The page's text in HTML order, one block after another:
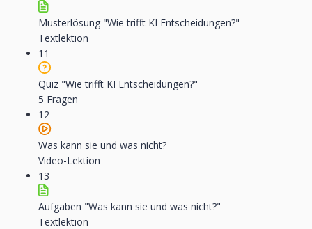
Musterlösung "Wie trifft KI Entscheidungen?"
Textlektion
11
Quiz "Wie trifft KI Entscheidungen?"
5 Fragen
12
Was kann sie und was nicht?
Video-Lektion
13
Aufgaben "Was kann sie und was nicht?"
Textlektion